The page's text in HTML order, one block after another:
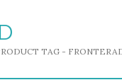
TAG -